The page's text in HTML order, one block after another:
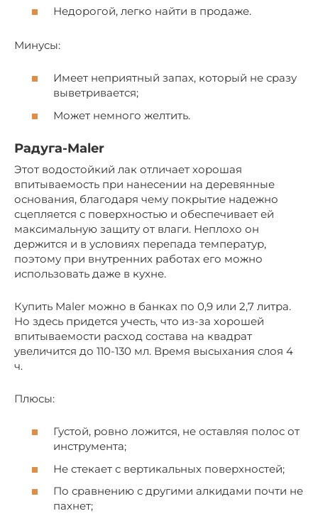
Недорогой, легко найти в продаже.
Минусы:
Имеет неприятный запах, который не сразу
выветривается;
Может немного желтить.
Радуга-Maler
Этот водостойкий лак отличает хорошая
впитываемость при нанесении на деревянные
основания, благодаря чему покрытие надежно
сцепляется с поверхностью и обеспечивает ей
максимальную защиту от влаги. Неплохо он
держится и в условиях перепада температур,
поэтому при внутренних работах его можно
использовать даже в кухне.
Купить Maler можно в банках по 0,9 или 2,7 литра.
Но здесь придется учесть, что из-за хорошей
впитываемости расход состава на квадрат
увеличится до 110-130 мл. Время высыхания слоя 4
ч.
Плюсы:
Густой, ровно ложится, не оставляя полос от
инструмента;
Не стекает с вертикальных поверхностей;
По сравнению с другими алкидами почти не
пахнет;